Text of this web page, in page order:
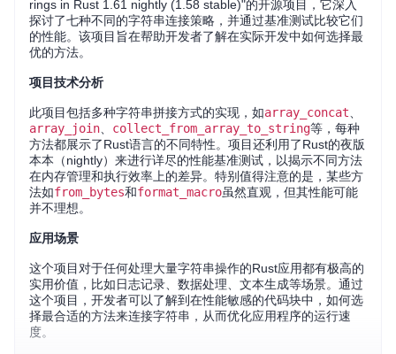
rings in Rust 1.61 nightly (1.58 stable)"的开源项目，它深入
探讨了七种不同的字符串连接策略，并通过基准测试比较它们
的性能。该项目旨在帮助开发者了解在实际开发中如何选择最
优的方法。
项目技术分析
此项目包括多种字符串拼接方式的实现，如array_concat
array_join
collect_from_array_to_string等，每种
方法都展示了Rust语言的不同特性。项目还利用了Rust的夜版
本本（nightly）来进行详尽的性能基准测试，以揭示不同方法
在内存管理和执行效率上的差异。特别值得注意的是，某些方
法如from_bytes和format_macro虽然直观，但其性能可能
并不理想。
应用场景
这个项目对于任何处理大量字符串操作的Rust应用都有极高的
实用价值，比如日志记录、数据处理、文本生成等场景。通过
这个项目，开发者可以了解到在性能敏感的代码块中，如何选
择最合适的方法来连接字符串，从而优化应用程序的运行速
度。